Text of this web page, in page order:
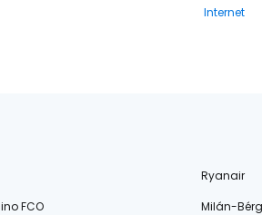
Internet
Ryanair
FCO
Milán-